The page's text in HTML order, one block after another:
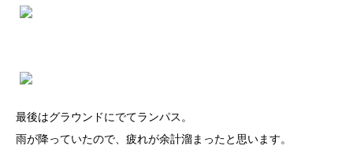
最後はグラウンドにでてランパス。
雨が降っていたので、疲れが余計溜まったと思います。